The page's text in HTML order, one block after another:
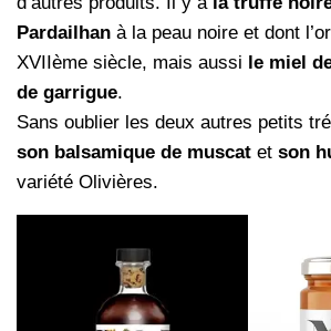
Pardailhan à la peau noire et dont
XVIIème siècle, mais aussi le miel
de garrigue.
Sans oublier les deux autres petits
son balsamique de muscat et son
variété Olivières.